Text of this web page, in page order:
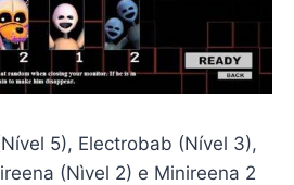
5), Electrobab (Nível 3),
(Nìvel 2) e Minireena 2